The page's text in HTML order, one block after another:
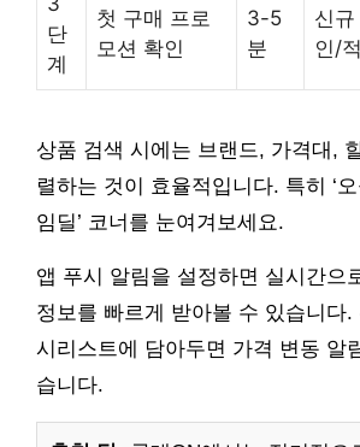
단
계
첫 구매 프로
모션 확인
3-5
분
신
인/
상품 검색 시에는 브랜드, 가격대,
렬하는 것이 효율적입니다. 특히 ‘오
임딜’ 코너를 눈여겨보세요.
앱 푸시 알림을 설정하면 실시간으
정보를 빠르게 받아볼 수 있습니다.
시리스트에 담아두면 가격 변동 알
습니다.